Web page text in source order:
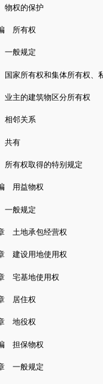
的保护
有权
规定
有权和集体所有权、私
建筑物区分所有权
关系
有
取得的特别规定
益物权
规定
地承包经营权
设用地使用权
基地使用权
住权
役权
保物权
般规定